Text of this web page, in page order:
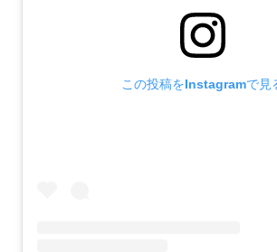
この投稿をInstagramで見